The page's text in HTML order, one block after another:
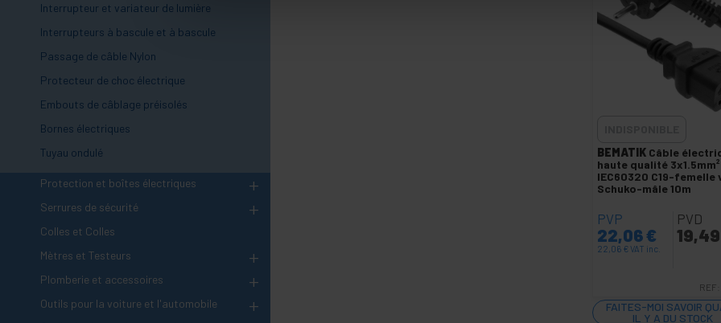
Interrupteur et variateur de lumière
Interrupteurs à bascule et à bascule
Passage de câble Nylon
Protecteur de choc électrique
Embouts de câblage préisolés
Bornes électriques
Tuyau ondulé
Protection et boîtes électriques +
Serrures de sécurité +
Colles et Colles
Mètres et Testeurs
+
Plomberie et accessoires +
Outils pour la voiture et l'automobile +
BEMATIK Câble
haute qualité 3x1.5mm²
IEC60320 C19-femelle
Schuko-mâle 10m
PVP
22,06€
22,06 €VAT inc.
PVD
19,49
REF:
FAITES-MOI SAVOIR
IL Y A DU STOCK